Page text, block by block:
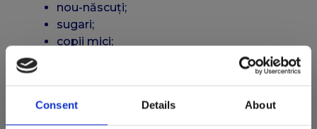
Consent Details About
nou-născuți;
sugari;
copii mici;
Fiecare etapă de dezvoltare are